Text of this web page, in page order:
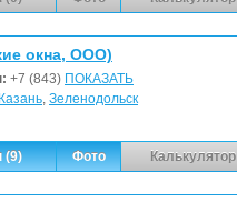
окна, ООО)
+7 (843) ПОКАЗАТЬ
Казань, Зеленодольск
(9) Фото Калькулятор